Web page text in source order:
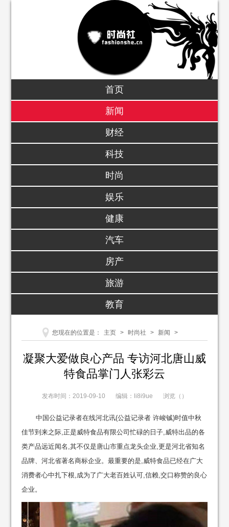
首页
新闻
财经
科技
时尚
娱乐
健康
汽车
房产
旅游
教育
您现在的位置是： 主页 > 时尚社 > 新闻 >
凝聚大爱做良心产品 专访河北唐山威
特食品掌门人张彩云
发布时间：2019-09-10 编辑：li8i9ue 浏览（ ）
中国公益记录者在线河北讯(公益记录者 许峻铖)时值中秋
佳节到来之际,正是威特食品有限公司忙碌的日子,威特出品的各
类产品远近闻名,其不仅是唐山市重点龙头企业,更是河北省知名
品牌、河北省著名商标企业。最重要的是,威特食品已经在广大
消费者心中扎下根,成为了广大老百姓认可,信赖,交口称赞的良心
企业。